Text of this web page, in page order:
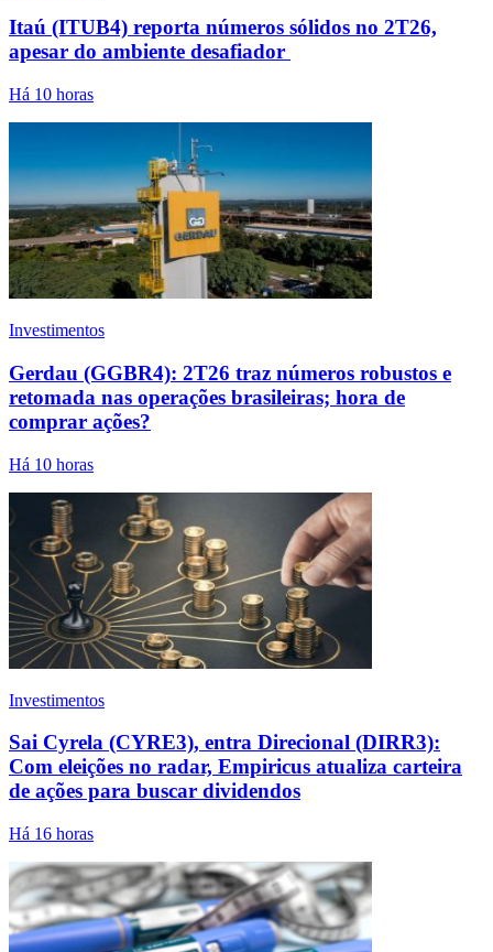
Itaú (ITUB4) reporta números sólidos no 2T26,
apesar do ambiente desafiador
Há 10 horas
Investimentos
Gerdau (GGBR4): 2T26 traz números robustos e
retomada nas operações brasileiras; hora de
comprar ações?
Há 10 horas
Investimentos
Sai Cyrela (CYRE3), entra Direcional (DIRR3):
Com eleições no radar, Empiricus atualiza carteira
de ações para buscar dividendos
Há 16 horas